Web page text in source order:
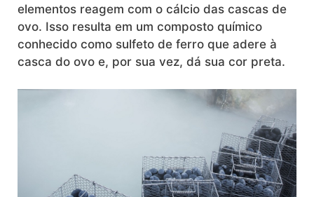
elementos reagem com o cálcio das cascas de
ovo. Isso resulta em um composto químico
conhecido como sulfeto de ferro que adere à
casca do ovo e, por sua vez, dá sua cor preta.